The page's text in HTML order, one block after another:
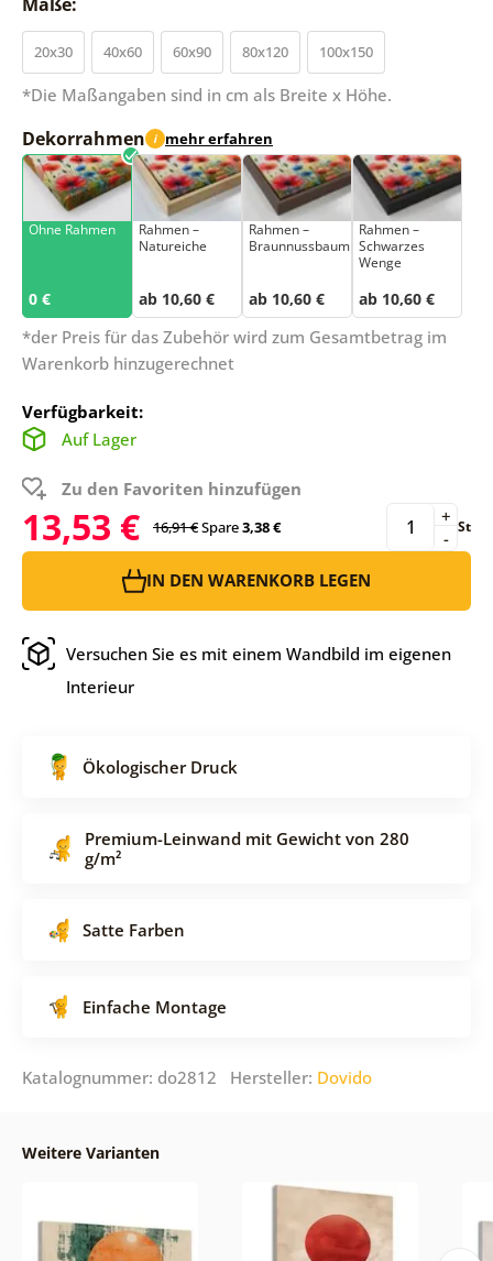
20x30 40x60 60x90 80x120 100x150
*Die Maßangaben sind in cm als Breite x Höhe.
Dekorrahmen i mehr erfahren
Ohne Rahmen
0 €
Rahmen –
Natureiche
ab 10,60 €
Rahmen –
Braunnussbaum
ab 10,60 €
Rahmen –
Schwarzes
Wenge
ab 10,60 €
*der Preis für das Zubehör wird zum Gesamtbetrag im
Warenkorb hinzugerechnet
Verfügbarkeit:
Auf Lager
Zu den Favoriten hinzufügen
13,53 € 16,91 €Spare3,38 € -
+ St
IN DEN WARENKORB LEGEN
Versuchen Sie es mit einem Wandbild im eigenen
Interieur
Ökologischer Druck
Premium-Leinwand mit Gewicht von 280
g/m²
Satte Farben
Einfache Montage
Katalognummer: do2812 Hersteller: Dovido
Weitere Varianten